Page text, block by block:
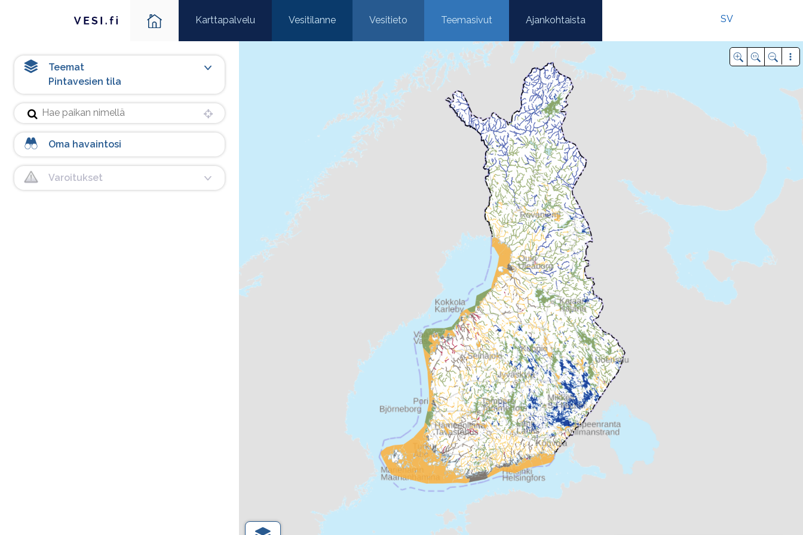
SV
Karttapalvelu Vesitilanne Vesitieto Teemasivut Ajankohtaista
Teemat
Pintavesien tila
Paikkahaku-painike Paikannus-painike
Oma havaintosi
Varoitukset
i